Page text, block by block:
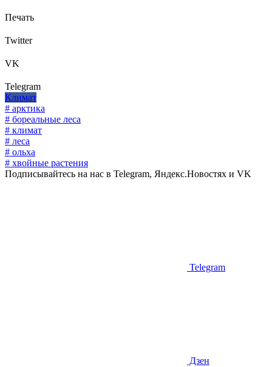
Печать
Twitter
VK
Telegram
Климат
# арктика
# бореальные леса
# климат
# леса
# ольха
# хвойные растения
Подписывайтесь на нас в Telegram, Яндекс.Новостях и VK
Telegram
Дзен